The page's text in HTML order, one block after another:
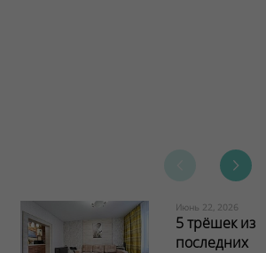
Июнь 22, 2026
5 трёшек из
последних